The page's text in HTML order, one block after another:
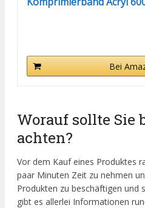
Bei
Worauf sollte Sie
achten?
Vor dem Kauf eines Produktes
paar Minuten Zeit zu nehmen
Produkten zu beschäftigen und
gibt es allerlei Informationen